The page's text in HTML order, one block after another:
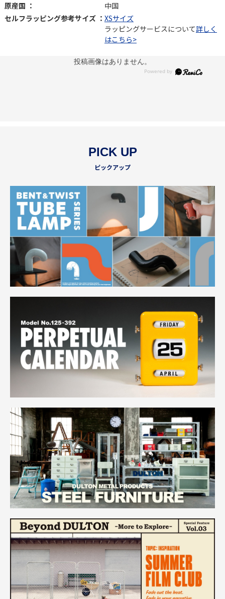
原産国 ：
中国
セルフラッピング参考サイズ ： XSサイズ
ラッピングサービスについて詳しく
はこちら>
投稿画像はありません。
PICK UP
ピックアップ